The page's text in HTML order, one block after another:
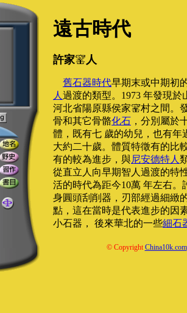
遠古時代
許家 人
舊石器時代早期末或中期初
人 過渡的類型。1973 年發現於
河北省陽原縣侯家
村之間。
骨和其它骨骼化石 ，分別屬於
體，既有七 歲的幼兒，也有年
大約二十歲。體質特徵有的比
有的較為進步，與尼安德特人
從直立人向早期智人過渡的特
活的時代為距今10萬 年左右。
身圓頭刮削器，刃部經過細緻
點，這在當時是代表進步的因
小石器， 後來華北的一些細石
© CopyrightChina10k.com